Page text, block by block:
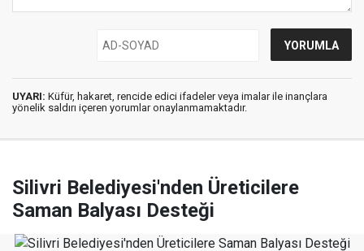
UYARI: Küfür, hakaret, rencide edici ifadeler veya imalar ile inançlara
yönelik saldırı içeren yorumlar onaylanmamaktadır.
Silivri Belediyesi'nden Üreticilere
Saman Balyası Desteği